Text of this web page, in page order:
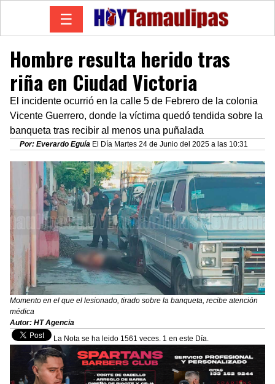
☰
Hombre resulta herido tras
riña en Ciudad Victoria
El incidente ocurrió en la calle 5 de Febrero de la colonia
Vicente Guerrero, donde la víctima quedó tendida sobre la
banqueta tras recibir al menos una puñalada
Por: Everardo Eguía El Día Martes 24 de Junio del 2025 a las 10:31
Momento en el que el lesionado, tirado sobre la banqueta, recibe atención
médica
Autor: HT Agencia
La Nota se ha leido 1561 veces. 1 en este Día.